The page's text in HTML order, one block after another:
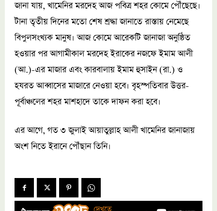
জানা যায়, খামেনির মরদেহ আজ পবিত্র শহর কোমে পৌঁছেছে।
টানা তৃতীয় দিনের মতো শেষ শ্রদ্ধা জানাতে রাস্তায় নেমেছে
বিপুলসংখ্যক মানুষ। আজ কোমে আরেকটি জানাজা অনুষ্ঠিত
হওয়ার পর আগামীকাল মরদেহ ইরাকের নজফে ইমাম আলী
(আ.)-এর মাজার এবং কারবালায় ইমাম হুসাইন (রা.) ও
হযরত আব্বাসের মাজারে নেওয়া হবে। বৃহস্পতিবার উত্তর-
পূর্বাঞ্চলের শহর মাশহাদে তাকে দাফন করা হবে।
এর আগে, গত ৩ জুলাই আয়াতুল্লাহ আলী খামেনির জানাজায়
অংশ নিতে ইরানে পৌঁছান তিনি।